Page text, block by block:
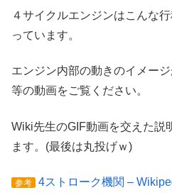
４サイクルエンジンはこんな
っています。
エンジン内部の動きのイメー
等の動画をご覧ください。
Wiki先生のGIF動画を交えた説
ます。(最後は丸投げｗ)
参考 4ストローク機関 –